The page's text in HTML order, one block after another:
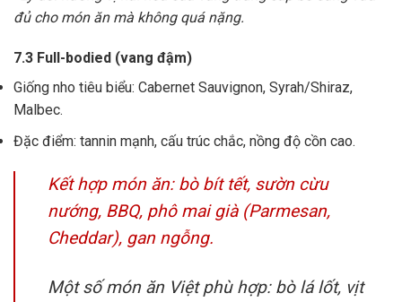
đủ cho món ăn mà không quá nặng.
7.3 Full-bodied (vang đậm)
Giống nho tiêu biểu: Cabernet Sauvignon, Syrah/Shiraz,
Malbec.
Đặc điểm: tannin mạnh, cấu trúc chắc, nồng độ cồn cao.
Kết hợp món ăn: bò bít tết, sườn cừu
nướng, BBQ, phô mai già (Parmesan,
Cheddar), gan ngỗng.
Một số món ăn Việt phù hợp: bò lá lốt, vịt